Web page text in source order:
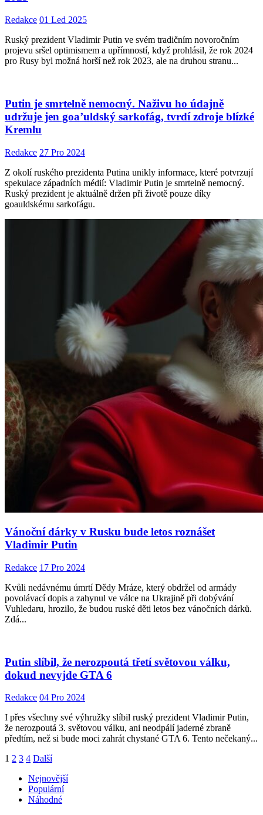
Redakce 01 Led 2025
Ruský prezident Vladimir Putin ve svém tradičním novoročním
projevu sršel optimismem a upřímností, když prohlásil, že rok 2024
pro Rusy byl možná horší než rok 2023, ale na druhou stranu...
Putin je smrtelně nemocný. Naživu ho údajně
udržuje jen goa’uldský sarkofág, tvrdí zdroje blízké
Kremlu
Redakce 27 Pro 2024
Z okolí ruského prezidenta Putina unikly informace, které potvrzují
spekulace západních médií: Vladimir Putin je smrtelně nemocný.
Ruský prezident je aktuálně držen při životě pouze díky
goauldskému sarkofágu.
Vánoční dárky v Rusku bude letos roznášet
Vladimir Putin
Redakce 17 Pro 2024
Kvůli nedávnému úmrtí Dědy Mráze, který obdržel od armády
povolávací dopis a zahynul ve válce na Ukrajině při dobývání
Vuhledaru, hrozilo, že budou ruské děti letos bez vánočních dárků.
Zdá...
Putin slíbil, že nerozpoutá třetí světovou válku,
dokud nevyjde GTA 6
Redakce 04 Pro 2024
I přes všechny své výhružky slíbil ruský prezident Vladimir Putin,
že nerozpoutá 3. světovou válku, ani neodpálí jaderné zbraně
předtím, než si bude moci zahrát chystané GTA 6. Tento nečekaný...
1 2 3 4 Další
Nejnovější
Populární
Náhodné